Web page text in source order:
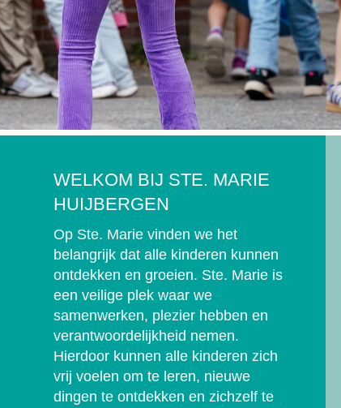
WELKOM BIJ STE. MARIE
HUIJBERGEN
Op Ste. Marie vinden we het
belangrijk dat alle kinderen kunnen
ontdekken en groeien. Ste. Marie is
een veilige plek waar we
samenwerken, plezier hebben en
verantwoordelijkheid nemen.
Hierdoor kunnen alle kinderen zich
vrij voelen om te leren, nieuwe
dingen te ontdekken en zichzelf te